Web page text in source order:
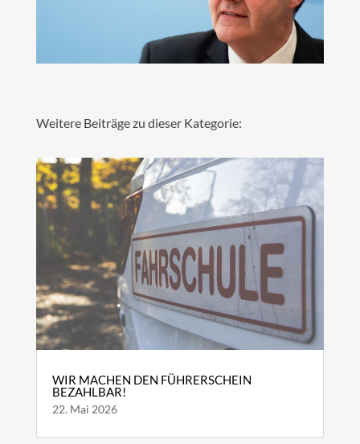
Weitere Beiträge zu dieser Kategorie:
WIR MACHEN DEN FÜHRERSCHEIN
BEZAHLBAR!
22. Mai 2026